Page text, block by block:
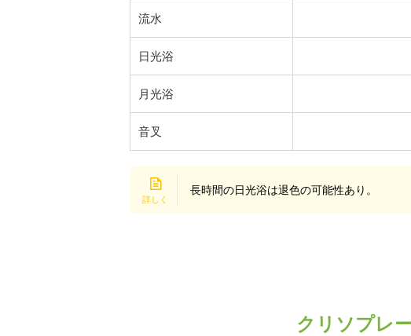
流水
日光浴
月光浴
音叉
長時間の日光浴は退色の可能性あり。
クリソプレ